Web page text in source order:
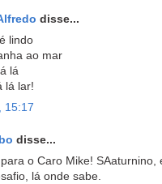
disse...
lindo
ao mar
lá
lá lar!
15:17
disse...
o Caro Mike! SAaturnino,
lá onde sabe.